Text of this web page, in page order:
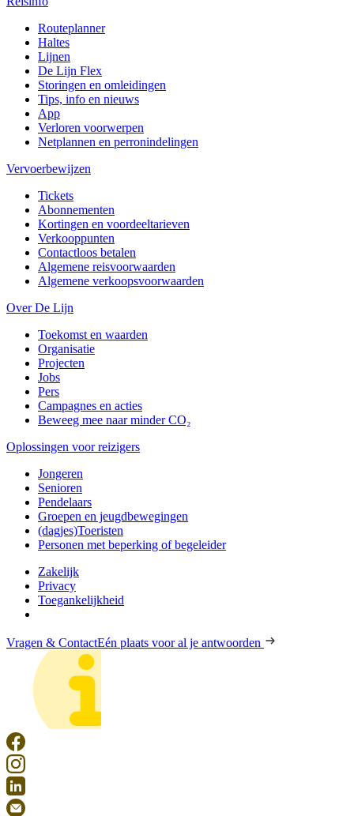
Routeplanner
Haltes
Lijnen
De Lijn Flex
Storingen en omleidingen
Tips, info en nieuws
App
Verloren voorwerpen
Netplannen en perronindelingen
Vervoerbewijzen
Tickets
Abonnementen
Kortingen en voordeeltarieven
Verkooppunten
Contactloos betalen
Algemene reisvoorwaarden
Algemene verkoopsvoorwaarden
Over De Lijn
Toekomst en waarden
Organisatie
Projecten
Jobs
Pers
Campagnes en acties
Beweeg mee naar minder CO₂
Oplossingen voor reizigers
Jongeren
Senioren
Pendelaars
Groepen en jeugdbewegingen
(dagjes)Toeristen
Personen met beperking of begeleider
Zakelijk
Privacy
Toegankelijkheid
Vragen & ContactEén plaats voor al je antwoorden